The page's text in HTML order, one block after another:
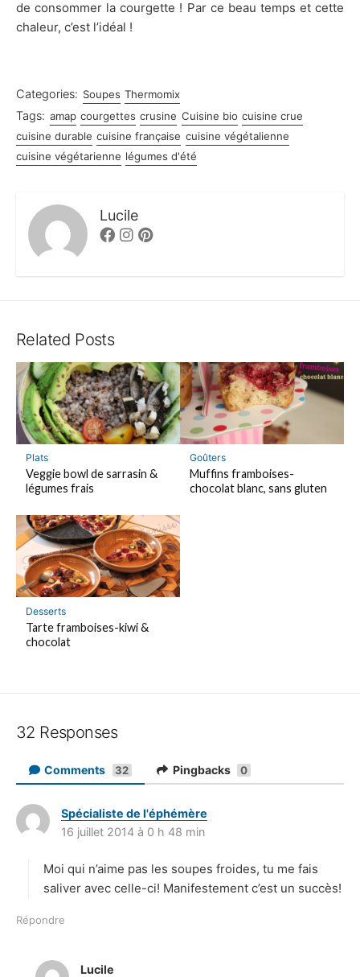
de consommer la courgette ! Par ce beau temps et cette
chaleur, c’est l’idéal !
Categories: Soupes Thermomix
Tags: amap courgettes crusine Cuisine bio cuisine crue
cuisine durable cuisine française cuisine végétalienne
cuisine végétarienne légumes d'été
Lucile
FacebookInstagram
Pinterest
Related Posts
Plats
Veggie bowl de sarrasin &
légumes frais
Goûters
Muffins framboises-
chocolat blanc, sans gluten
Desserts
Tarte framboises-kiwi &
chocolat
32 Responses
Comments 32 Pingbacks 0
Spécialiste de l'éphémère
:
16 juillet 2014 à 0 h 48 min
Moi qui n’aime pas les soupes froides, tu me fais
saliver avec celle-ci! Manifestement c’est un succès!
Répondre
Lucile